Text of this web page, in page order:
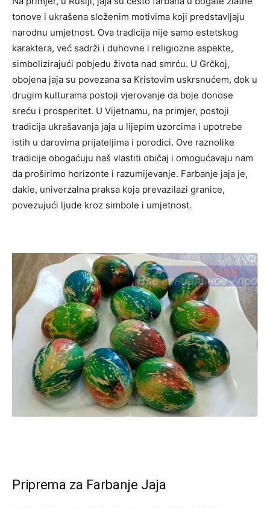
tonove i ukrašena složenim motivima koji predstavljaju
narodnu umjetnost. Ova tradicija nije samo estetskog
karaktera, već sadrži i duhovne i religiozne aspekte,
simbolizirajući pobjedu života nad smrću. U Grčkoj,
obojena jaja su povezana sa Kristovim uskrsnućem, dok u
drugim kulturama postoji vjerovanje da boje donose
sreću i prosperitet. U Vijetnamu, na primjer, postoji
tradicija ukrašavanja jaja u lijepim uzorcima i upotrebe
istih u darovima prijateljima i porodici. Ove raznolike
tradicije obogaćuju naš vlastiti običaj i omogućavaju nam
da proširimo horizonte i razumijevanje. Farbanje jaja je,
dakle, univerzalna praksa koja prevazilazi granice,
povezujući ljude kroz simbole i umjetnost.
Priprema za Farbanje Jaja